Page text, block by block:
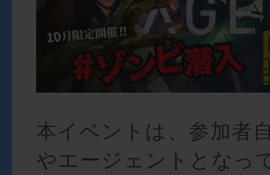
本イベントは、参加者
やエージェントとなっ